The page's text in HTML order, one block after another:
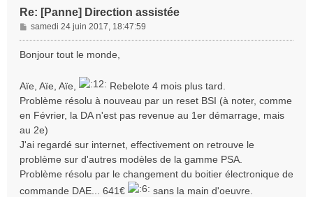
Re: [Panne] Direction assistée
M
e
s
g
e
samedi 24 juin 2017, 18:47:59
Bonjour tout le monde,
Aïe, Aïe, Aïe,
Rebelote 4 mois plus tard.
Problème résolu à nouveau par un reset BSI (à noter, comme
en Février, la DA n'est pas revenue au 1er démarrage, mais
au 2e)
J'ai regardé sur internet, effectivement on retrouve le
problème sur d'autres modèles de la gamme PSA.
Problème résolu par le changement du boitier électronique de
commande DAE... 641€
sans la main d'oeuvre.